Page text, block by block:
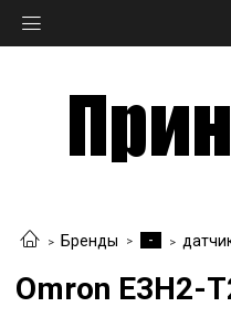
Бренды -
Omron E3H2-